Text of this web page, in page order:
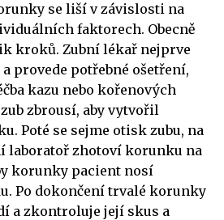
se liší v závislosti na
faktorech. Obecně
kroků. Zubní lékař nejprve
provede potřebné ošetření,
kazu nebo kořenových
zbrousí, aby vytvořil
Poté se sejme otisk zubu, na
laboratoř zhotoví korunku na
korunky pacient nosí
Po dokončení trvalé korunky
a zkontroluje její skus a